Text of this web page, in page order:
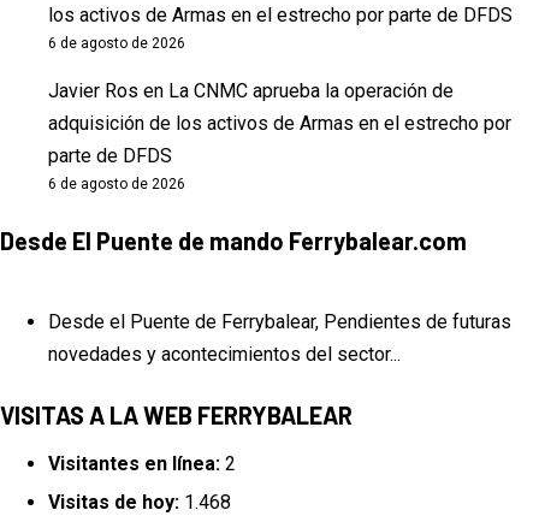
los activos de Armas en el estrecho por parte de DFDS
6 de agosto de 2026
Javier Ros en La CNMC aprueba la operación de
adquisición de los activos de Armas en el estrecho por
parte de DFDS
6 de agosto de 2026
Desde El Puente de mando Ferrybalear.com
Desde el Puente de Ferrybalear, Pendientes de futuras
novedades y acontecimientos del sector...
VISITAS A LA WEB FERRYBALEAR
Visitantes en línea: 2
Visitas de hoy: 1.468